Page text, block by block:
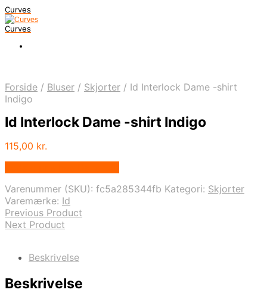
Curves
Curves
Forside / Bluser / Skjorter / Id Interlock Dame -shirt
Indigo
Id Interlock Dame -shirt Indigo
115,00 kr.
Varenummer (SKU): fc5a285344fb Kategori: Skjorter
Varemærke: Id
Previous Product
Next Product
Beskrivelse
Beskrivelse